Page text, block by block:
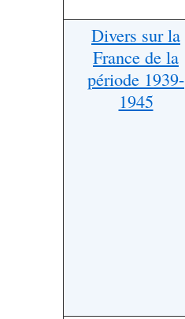
Divers sur la
France de la
période 1939-
1945